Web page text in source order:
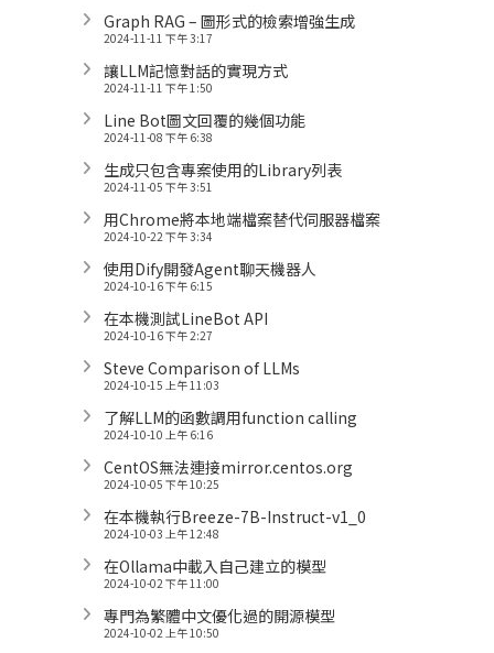
Graph RAG – 圖形式的檢索增強生成
2024-11-11 下午 3:17
讓LLM記憶對話的實現方式
2024-11-11 下午 1:50
Line Bot圖文回覆的幾個功能
2024-11-08 下午 6:38
生成只包含專案使用的Library列表
2024-11-05 下午 3:51
用Chrome將本地端檔案替代伺服器檔案
2024-10-22 下午 3:34
使用Dify開發Agent聊天機器人
2024-10-16 下午 6:15
在本機測試LineBot API
2024-10-16 下午 2:27
Steve Comparison of LLMs
2024-10-15 上午 11:03
了解LLM的函數調用function calling
2024-10-10 上午 6:16
CentOS無法連接mirror.centos.org
2024-10-05 下午 10:25
在本機執行Breeze-7B-Instruct-v1_0
2024-10-03 上午 12:48
在Ollama中載入自己建立的模型
2024-10-02 下午 11:00
專門為繁體中文優化過的開源模型
2024-10-02 上午 10:50